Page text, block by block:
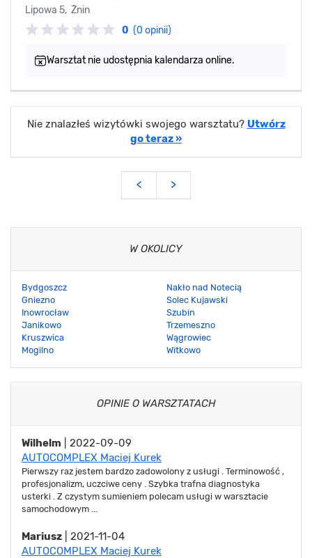
Lipowa 5, Żnin
0 (0 opinii)
Warsztat nie udostępnia kalendarza online.
Nie znalazłeś wizytówki swojego warsztatu? Utwórz
go teraz »
< >
W OKOLICY
Bydgoszcz
Gniezno
Inowrocław
Janikowo
Kruszwica
Mogilno
Nakło nad Notecią
Solec Kujawski
Szubin
Trzemeszno
Wągrowiec
Witkowo
OPINIE O WARSZTATACH
Wilhelm | 2022-09-09
AUTOCOMPLEX Maciej Kurek
Pierwszy raz jestem bardzo zadowolony z usługi . Terminowość ,
profesjonalizm, uczciwe ceny . Szybka trafna diagnostyka
usterki . Z czystym sumieniem polecam usługi w warsztacie
samochodowym ...
Mariusz | 2021-11-04
AUTOCOMPLEX Maciej Kurek